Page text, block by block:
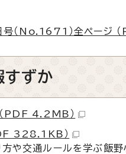
（No.1671）全ページ
すずか
（PDF 4.2MB）
328.1KB）
や交通ルールを学ぶ飯野